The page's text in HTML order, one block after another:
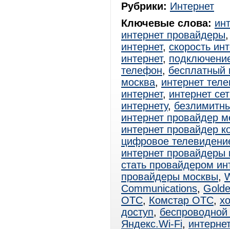
Рубрики: Интернет
Ключевые слова:
интернет провайдеры
интернет, скорость
интернет,
телефон, бесплатный
москва, интернет
интернет, интернет
интернету,
интернет провайдер
интернет провайдер
цифровое
интернет провайдеры
стать провайдером
провайдеры москвы,
Communications,
ОТС, Комстар ОТС,
доступ, беспроводной
Яндекс.Wi-Fi,